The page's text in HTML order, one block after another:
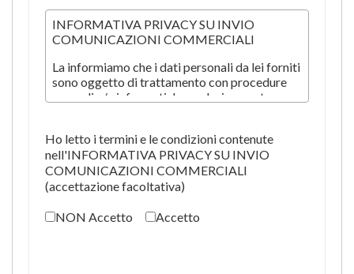
INFORMATIVA PRIVACY SU INVIO
COMUNICAZIONI COMMERCIALI
La informiamo che i dati personali da lei forniti
sono oggetto di trattamento con procedure
manuali e/o informatiche esclusivamente per
prodotti e/o servizi di Santoni srl.
Per queste finalità, il Cliente dà il proprio
consenso ai sensi dell'Art. 13 del Regolamento
(UE) 2016/679.
Ho letto i termini e le condizioni contenute
nell'INFORMATIVA PRIVACY SU INVIO
COMUNICAZIONI COMMERCIALI
(accettazione facoltativa)
NON Accetto Accetto